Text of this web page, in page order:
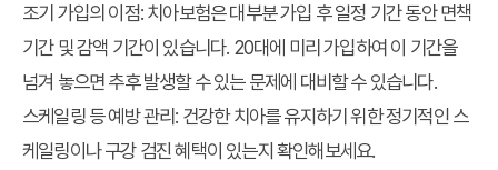
조기 가입의 이점: 치아보험은 대부분 가입 후 일정 기간 동안 면책
기간 및 감액 기간이 있습니다. 20대에 미리 가입하여 이 기간을
넘겨 놓으면 추후 발생할 수 있는 문제에 대비할 수 있습니다.
스케일링 등 예방 관리: 건강한 치아를 유지하기 위한 정기적인 스
케일링이나 구강 검진 혜택이 있는지 확인해보세요.